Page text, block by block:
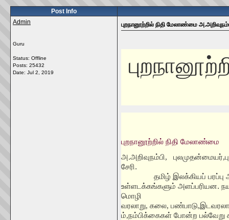
Post Info
Admin
Guru
Status: Offline
Posts: 25432
Date: Jul 2, 2019
புறநானூற்றில் நிதி மேலாண்மை
புறநானூற்றில் நிதி மேலாண்மை
அ.அறிவுநம்பி, புலமுதன்மையர்,
சேரி.
தமிழ் இலக்கியப்
உள்ளடக்கங்களும் அளப்பரியன.
மொழி
வரலாறு, கலை, பண்பாடு,
ம்,நம்பிக்கைகள் போன்ற பல்வேறு